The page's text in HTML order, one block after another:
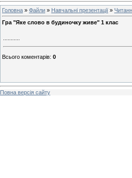
Головна » Файли » Навчальні презентації »
Гра "Яке слово в будиночку живе" 1 клас
Всього коментарів: 0
Повна версія сайту